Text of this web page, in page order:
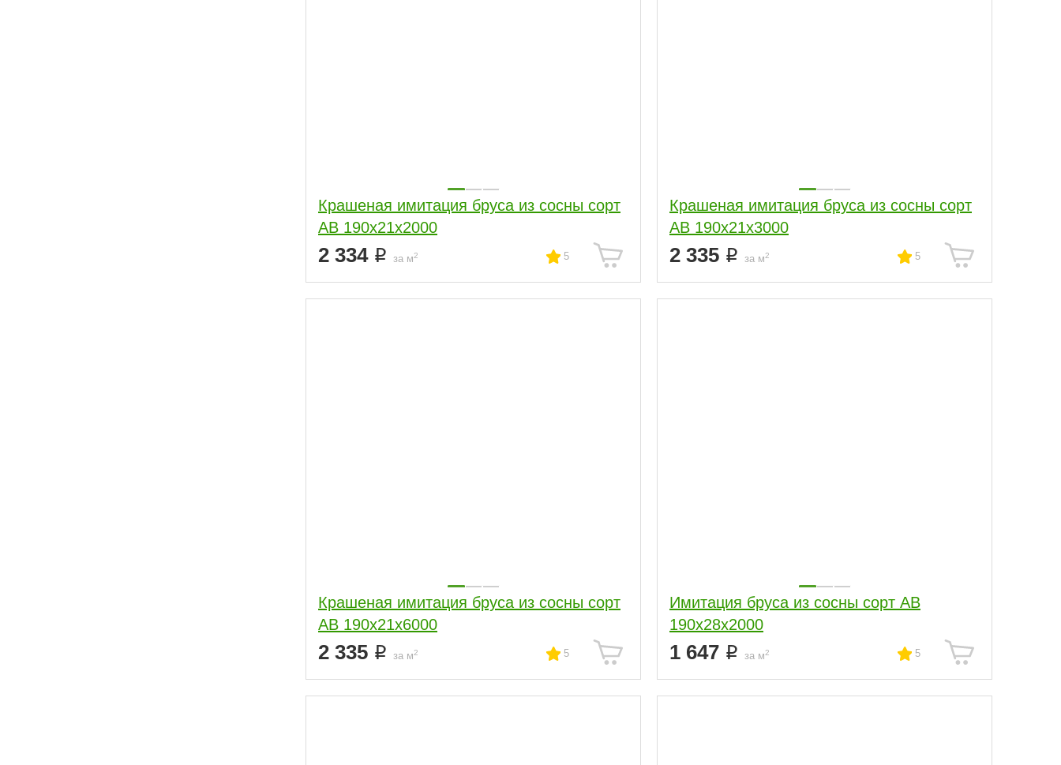
Крашеная имитация бруса из сосны сорт
АВ 190x21x2000
2 334 за м2 5
Крашеная имитация бруса из сосны сорт
АВ 190x21x3000
2 335 за м2 5
Крашеная имитация бруса из сосны сорт
АВ 190x21x6000
2 335 за м2 5
Имитация бруса из сосны сорт АВ
190x28x2000
1 647 за м2 5